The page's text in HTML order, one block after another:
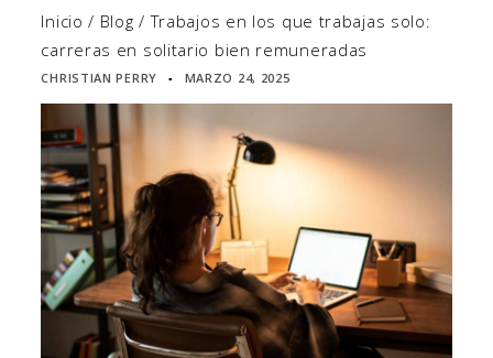
Inicio / Blog /Trabajos en los que trabajas solo:
carreras en solitario bien remuneradas
CHRISTIAN PERRY ▪ MARZO 24, 2025